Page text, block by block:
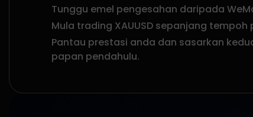
Tunggu emel pengesahan daripada
Mula trading XAUUSD sepanjang
Pantau prestasi anda dan sasarkan
papan pendahulu.